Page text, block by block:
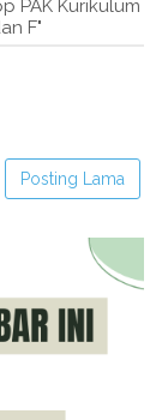
PAK Kurikulum
F"
Posting Lama